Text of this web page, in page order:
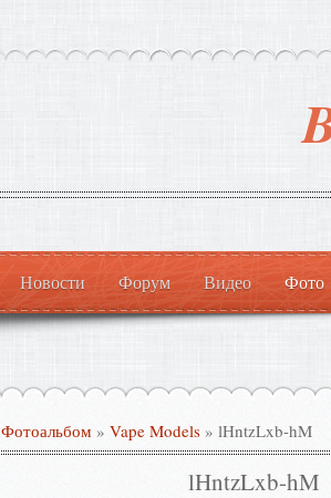
Новости Форум Видео Фото
Фотоальбом » Vape Models » lHntzLxb-hM
lHntzLxb-hM